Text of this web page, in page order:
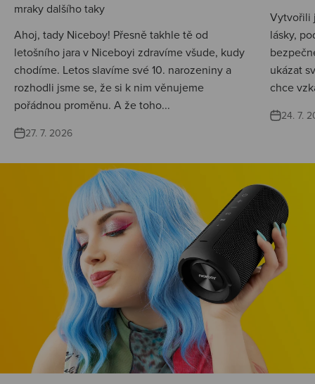
mraky dalšího taky
Ahoj, tady Niceboy! Přesně takhle tě od
letošního jara v Niceboyi zdravíme všude, kudy
chodíme. Letos slavíme své 10. narozeniny a
rozhodli jsme se, že si k nim věnujeme
pořádnou proměnu. A že toho...
27. 7. 2026
Vytvořili
lásky,
ukázat
chce
24. 7.